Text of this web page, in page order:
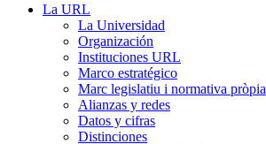
La URL
La Universidad
Organización
Instituciones URL
Marco estratégico
Marc legislatiu i normativa pròpia
Alianzas y redes
Datos y cifras
Distinciones